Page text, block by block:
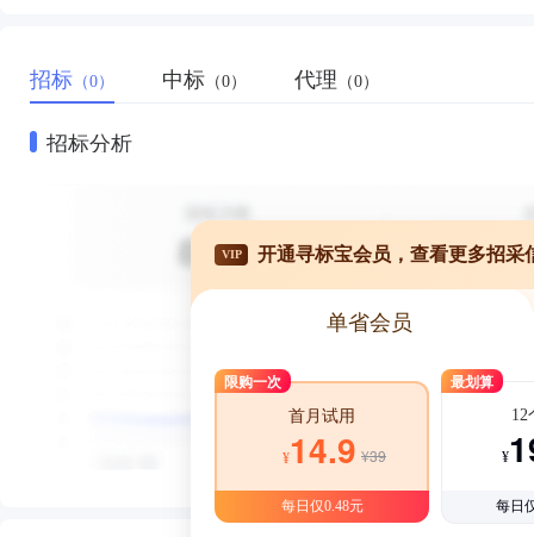
招标 （0） 中标 （0） 代理 （0）
招标分析
VIP 开通寻标宝会员，查看更多招采
单省会员
限购一次
首月试用
¥14.9 ¥39
每日仅0.48元
最划算
12
¥
每日